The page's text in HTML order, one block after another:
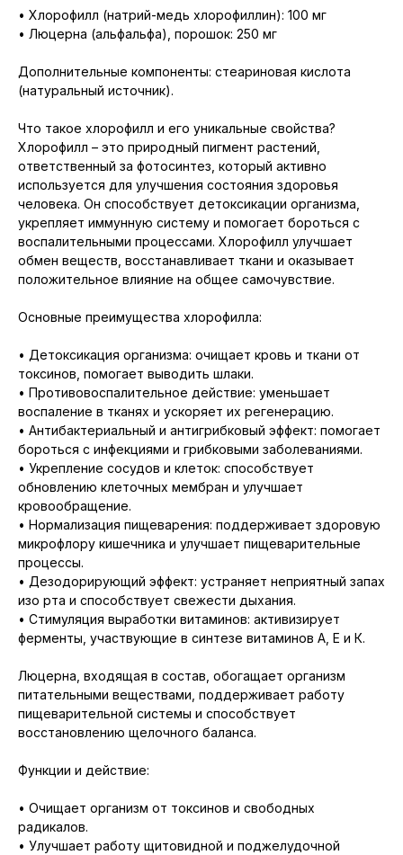
• Хлорофилл (натрий-медь хлорофиллин): 100 мг
• Люцерна (альфальфа), порошок: 250 мг
Дополнительные компоненты: стеариновая кислота
(натуральный источник).
Что такое хлорофилл и его уникальные свойства?
Хлорофилл – это природный пигмент растений,
ответственный за фотосинтез, который активно
используется для улучшения состояния здоровья
человека. Он способствует детоксикации организма,
укрепляет иммунную систему и помогает бороться с
воспалительными процессами. Хлорофилл улучшает
обмен веществ, восстанавливает ткани и оказывает
положительное влияние на общее самочувствие.
Основные преимущества хлорофилла:
• Детоксикация организма: очищает кровь и ткани от
токсинов, помогает выводить шлаки.
• Противовоспалительное действие: уменьшает
воспаление в тканях и ускоряет их регенерацию.
• Антибактериальный и антигрибковый эффект: помогает
бороться с инфекциями и грибковыми заболеваниями.
• Укрепление сосудов и клеток: способствует
обновлению клеточных мембран и улучшает
кровообращение.
• Нормализация пищеварения: поддерживает здоровую
микрофлору кишечника и улучшает пищеварительные
процессы.
• Дезодорирующий эффект: устраняет неприятный запах
изо рта и способствует свежести дыхания.
• Стимуляция выработки витаминов: активизирует
ферменты, участвующие в синтезе витаминов А, Е и К.
Люцерна, входящая в состав, обогащает организм
питательными веществами, поддерживает работу
пищеварительной системы и способствует
восстановлению щелочного баланса.
Функции и действие:
• Очищает организм от токсинов и свободных
радикалов.
• Улучшает работу щитовидной и поджелудочной